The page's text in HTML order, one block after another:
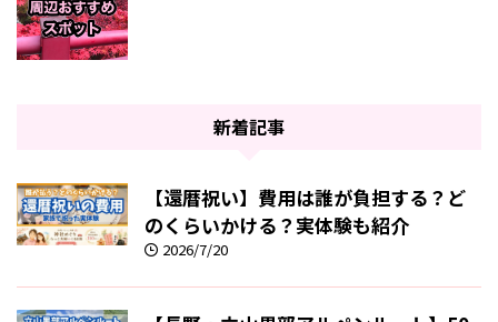
新着記事
【還暦祝い】費用は誰が負担する？ど
のくらいかける？実体験も紹介
2026/7/20